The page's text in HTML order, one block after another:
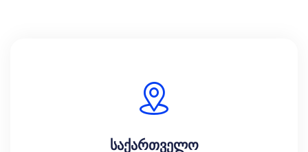
საქართველო